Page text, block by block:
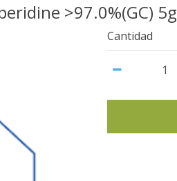
>97.0%(GC) 5g
Cantidad